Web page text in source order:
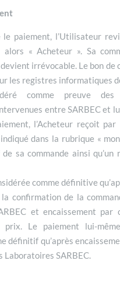
le paiement, l’Utilisateur
« Acheteur ». Sa
irrévocable. Le bon de
les registres informatiques
comme preuve des
entre SARBEC et
l’Acheteur reçoit par
dans la rubrique «
sa commande ainsi qu’un
comme définitive
la confirmation de la
et encaissement par
prix. Le paiement lui-
définitif qu’après
Laboratoires SARBEC.